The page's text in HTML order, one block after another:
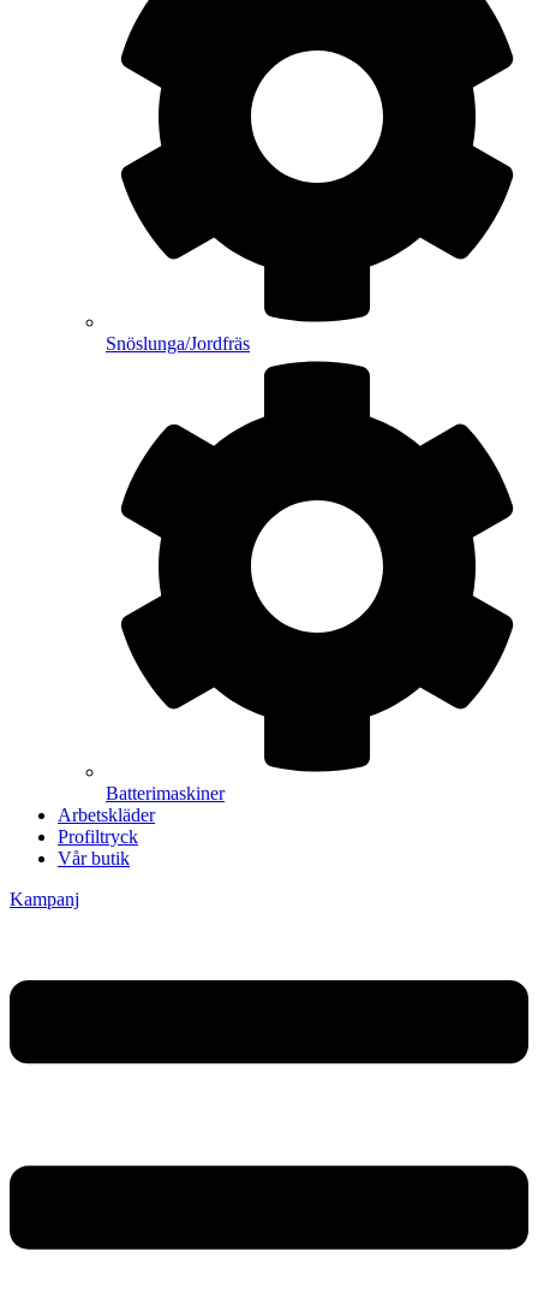
Snöslunga/Jordfräs
Batterimaskiner
Arbetskläder
Profiltryck
Vår butik
Kampanj